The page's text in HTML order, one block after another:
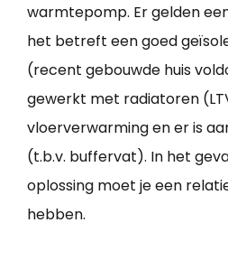
warmtepomp. Er gelden
het betreft een goed
(recent gebouwde huis
gewerkt met radiatoren
vloerverwarming en er is
(t.b.v. buffervat). In het
oplossing moet je een
hebben.